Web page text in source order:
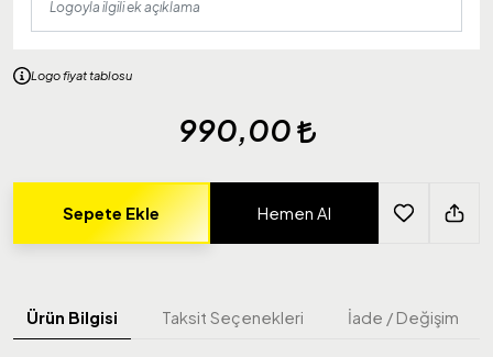
Logo fiyat tablosu
990,00
Sepete Ekle Hemen Al
Ürün Bilgisi Taksit Seçenekleri İade / Değişim